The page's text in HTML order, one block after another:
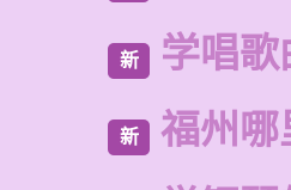
新 学唱
新 福州哪